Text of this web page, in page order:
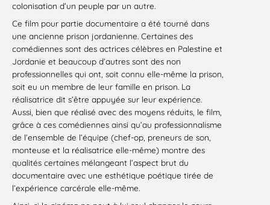
colonisation d’un peuple par un autre.
Ce film pour partie documentaire a été tourné dans
une ancienne prison jordanienne. Certaines des
comédiennes sont des actrices célèbres en Palestine et
Jordanie et beaucoup d’autres sont des non
professionnelles qui ont, soit connu elle-même la prison,
soit eu un membre de leur famille en prison. La
réalisatrice dit s’être appuyée sur leur expérience.
Aussi, bien que réalisé avec des moyens réduits, le film,
grâce à ces comédiennes ainsi qu’au professionnalisme
de l’ensemble de l’équipe (chef-op, preneurs de son,
monteuse et la réalisatrice elle-même) montre des
qualités certaines mélangeant l’aspect brut du
documentaire avec une esthétique poétique tirée de
l’expérience carcérale elle-même.